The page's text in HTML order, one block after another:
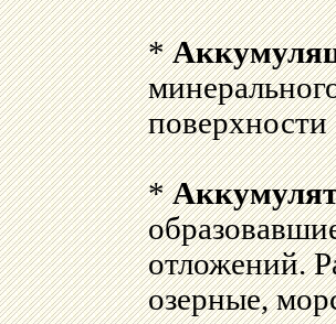
*
*
отложений.
озерные,